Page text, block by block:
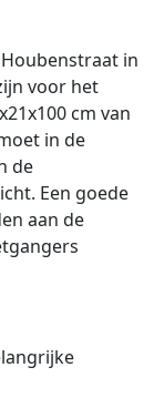
in
voor het
cm van
in de
de
Een goede
aan de